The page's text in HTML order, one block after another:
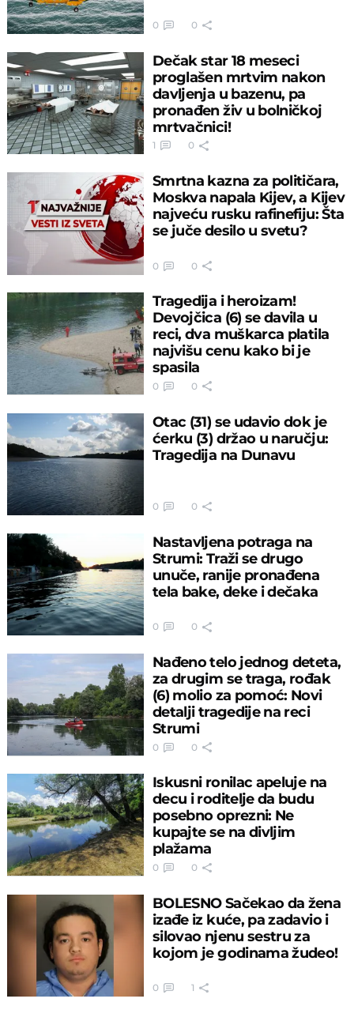
0 0
Dečak star 18 meseci
proglašen mrtvim nakon
davljenja u bazenu, pa
pronađen živ u bolničkoj
mrtvačnici!
1 0
Smrtna kazna za političara,
Moskva napala Kijev, a Kijev
najveću rusku rafinefiju: Šta
se juče desilo u svetu?
0 0
Tragedija i heroizam!
Devojčica (6) se davila u
reci, dva muškarca platila
najvišu cenu kako bi je
spasila
0 0
Otac (31) se udavio dok je
ćerku (3) držao u naručju:
Tragedija na Dunavu
0 0
Nastavljena potraga na
Strumi: Traži se drugo
unuče, ranije pronađena
tela bake, deke i dečaka
0 0
Nađeno telo jednog deteta,
za drugim se traga, rođak
(6) molio za pomoć: Novi
detalji tragedije na reci
Strumi
0 0
Iskusni ronilac apeluje na
decu i roditelje da budu
posebno oprezni: Ne
kupajte se na divljim
plažama
0 0
BOLESNO Sačekao da žena
izađe iz kuće, pa zadavio i
silovao njenu sestru za
kojom je godinama žudeo!
0 1